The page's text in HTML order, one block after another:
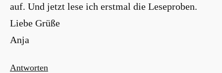
auf. Und jetzt lese ich erstmal die Leseproben.
Liebe Grüße
Anja
Antworten